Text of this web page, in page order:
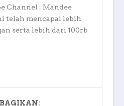
Channel : Mandee
telah mencapai lebih
serta lebih dari 100rb